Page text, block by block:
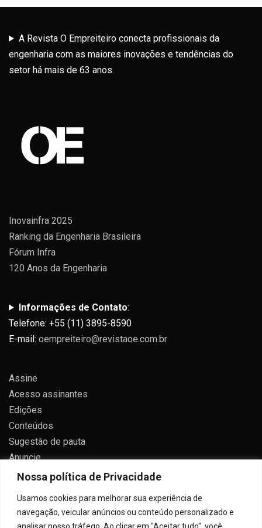
Nossa política de Privacidade
Usamos cookies para melhorar sua experiência de
navegação, veicular anúncios ou conteúdo personalizado e
analisar nosso tráfego. Ao clicar em "Aceitar tudo", você
A Revista O Empreiteiro conecta profissionais da
engenharia com as maiores inovações e tendências do
setor há mais de 63 anos.
Inovainfra 2025
Ranking da Engenharia Brasileira
Fórum Infra
120 Anos da Engenharia
Informações de Contato:
Telefone: +55 (11) 3895-8590
E-mail: oempreiteiro@revistaoe.com.br
Assine
Acesso assinantes
Edições
Conteúdos
Sugestão de pauta
Anuncie
Contato